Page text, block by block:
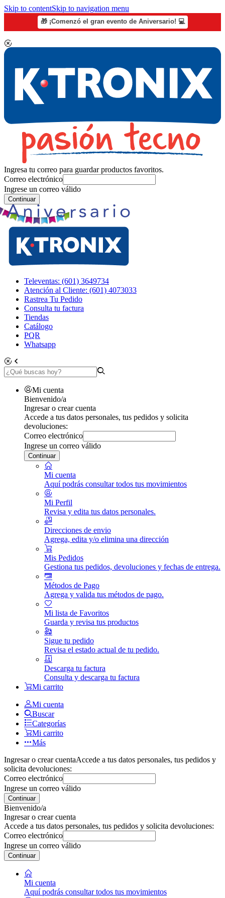
Skip to contentSkip to navigation menu
🎁 ¡Comenzó el gran evento de Aniversario! 💻
Ingresa tu correo para guardar productos favoritos.
Correo electrónico
Ingrese un correo válido
Continuar
Televentas: (601) 3649734
Atención al Cliente: (601) 4073033
Rastrea Tu Pedido
Consulta tu factura
Tiendas
Catálogo
PQR
Whatsapp
Mi cuenta
Bienvenido/a
Ingresar o crear cuenta
Accede a tus datos personales, tus pedidos y solicita
devoluciones:
Correo electrónico
Ingrese un correo válido
Continuar
Mi cuenta
Aquí podrás consultar todos tus movimientos
Mi Perfil
Revisa y edita tus datos personales.
Direcciones de envio
Agrega, edita y/o elimina una dirección
Mis Pedidos
Gestiona tus pedidos, devoluciones y fechas de entrega.
Métodos de Pago
Agrega y valida tus métodos de pago.
Mi lista de Favoritos
Guarda y revisa tus productos
Sigue tu pedido
Revisa el estado actual de tu pedido.
Descarga tu factura
Consulta y descarga tu factura
Mi carrito
Mi cuenta
Buscar
Categorías
Mi carrito
Más
Ingresar o crear cuentaAccede a tus datos personales, tus pedidos y
solicita devoluciones:
Correo electrónico
Ingrese un correo válido
Continuar
Bienvenido/a
Ingresar o crear cuenta
Accede a tus datos personales, tus pedidos y solicita devoluciones:
Correo electrónico
Ingrese un correo válido
Continuar
Mi cuenta
Aquí podrás consultar todos tus movimientos